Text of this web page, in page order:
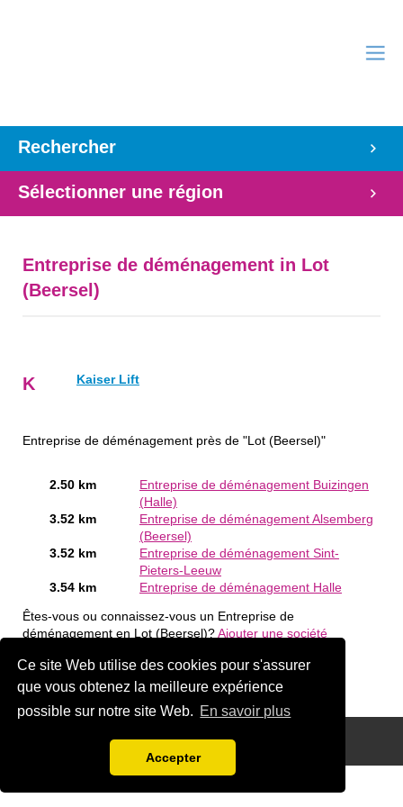
Ce site Web utilise des cookies pour s'assurer
que vous obtenez la meilleure expérience
possible sur notre site Web. En savoir plus
Accepter
Rechercher
Sélectionner une région
Entreprise de déménagement in Lot
(Beersel)
K Kaiser Lift
Entreprise de déménagement près de "Lot (Beersel)"
2.50 km
Entreprise de déménagement Buizingen
(Halle)
3.52 km
Entreprise de déménagement Alsemberg
(Beersel)
3.52 km
Entreprise de déménagement Sint-
Pieters-Leeuw
3.54 km
Entreprise de déménagement Halle
Êtes-vous ou connaissez-vous un Entreprise de
déménagement en Lot (Beersel)? Ajouter une société